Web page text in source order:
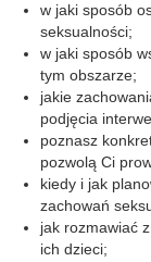
w jaki sposób
seksualności;
w jaki sposób
tym obszarze;
jakie
podjęcia
poznasz
pozwolą Ci
kiedy i jak
zachowań
jak rozmawiać
ich dzieci;